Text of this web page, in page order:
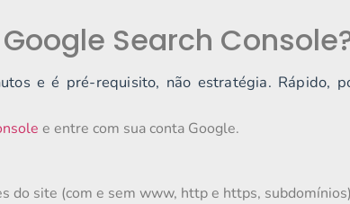
Search
e é pré-requisito, não estratégia. Rápido,
e entre com sua conta Google.
do site (com e sem www, http e https,